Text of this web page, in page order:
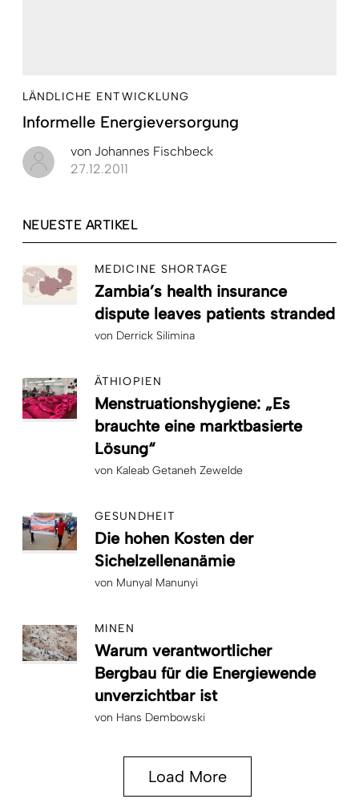
LÄNDLICHE ENTWICKLUNG
Informelle Energieversorgung
von Johannes Fischbeck
27.12.2011
NEUESTE ARTIKEL
MEDICINE SHORTAGE
Zambia’s health insurance
dispute leaves patients stranded
von Derrick Silimina
ÄTHIOPIEN
Menstruationshygiene: „Es
brauchte eine marktbasierte
Lösung“
von Kaleab Getaneh Zewelde
GESUNDHEIT
Die hohen Kosten der
Sichelzellenanämie
von Munyal Manunyi
MINEN
Warum verantwortlicher
Bergbau für die Energiewende
unverzichtbar ist
von Hans Dembowski
Load More